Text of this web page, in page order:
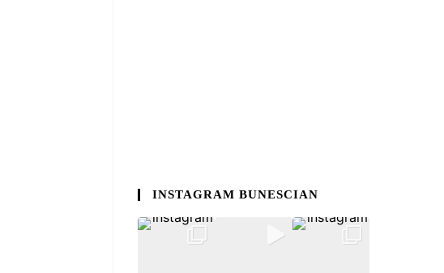
INSTAGRAM BUNESCIAN